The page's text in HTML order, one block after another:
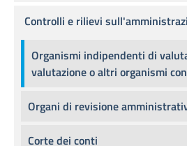
Controlli e rilievi
Organismi indipendenti di
valutazione o altri organismi
Organi di revisione
Corte dei conti